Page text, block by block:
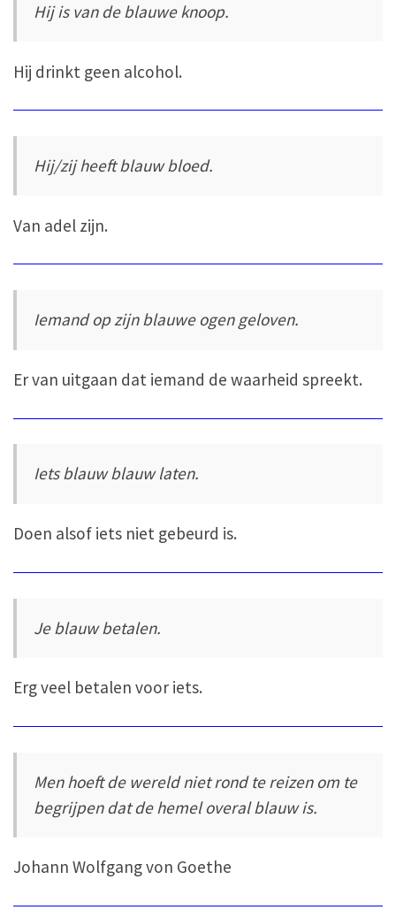
Hij is van de blauwe knoop.
Hij drinkt geen alcohol.
Hij/zij heeft blauw bloed.
Van adel zijn.
Iemand op zijn blauwe ogen geloven.
Er van uitgaan dat iemand de waarheid spreekt.
Iets blauw blauw laten.
Doen alsof iets niet gebeurd is.
Je blauw betalen.
Erg veel betalen voor iets.
Men hoeft de wereld niet rond te reizen om te
begrijpen dat de hemel overal blauw is.
Johann Wolfgang von Goethe